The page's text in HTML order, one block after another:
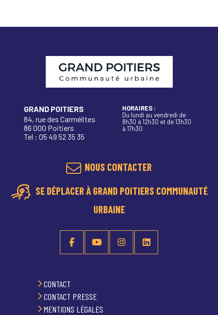
GRAND POITIERS
84, rue des Carmélites
86 000 Poitiers
Tel : 05 49 52 35 35
HORAIRES :
Du lundi au vendredi de
8h30 à 12h30 et de 13h30
à 17h30
NOUS CONTACTER
SE DÉPLACER À GRAND POITIERS COMMUNAUTÉ
URBAINE
CONTACT
CONTACT PRESSE
MENTIONS LÉGALES